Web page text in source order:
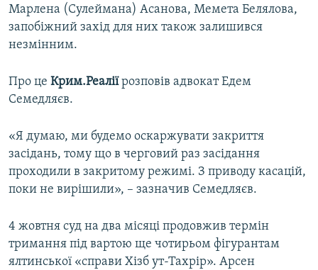
Марлена (Сулеймана) Асанова, Мемета Белялова,
запобіжний захід для них також залишився
незмінним.
Про це Крим.Реаліїрозповів адвокат Едем
Семедляєв.
«Я думаю, ми будемо оскаржувати закриття
засідань, тому що в черговий раз засідання
проходили в закритому режимі. З приводу касацій,
поки не вирішили», – зазначив Семедляєв.
4 жовтня суд на два місяці продовжив термін
тримання під вартою ще чотирьом фігурантам
ялтинської «справи Хізб ут-Тахрір». Арсен